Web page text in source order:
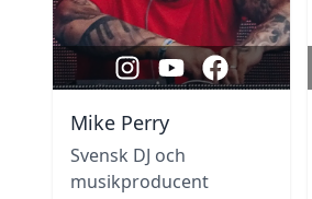
Mike Perry
Svensk DJ och
musikproducent